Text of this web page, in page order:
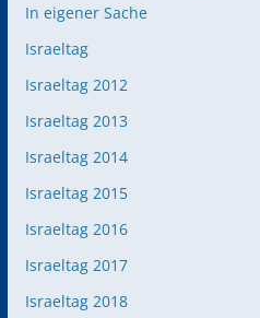
In eigener Sache
Israeltag
Israeltag 2012
Israeltag 2013
Israeltag 2014
Israeltag 2015
Israeltag 2016
Israeltag 2017
Israeltag 2018